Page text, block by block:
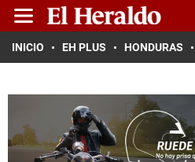
INICIO EH PLUS HONDURAS